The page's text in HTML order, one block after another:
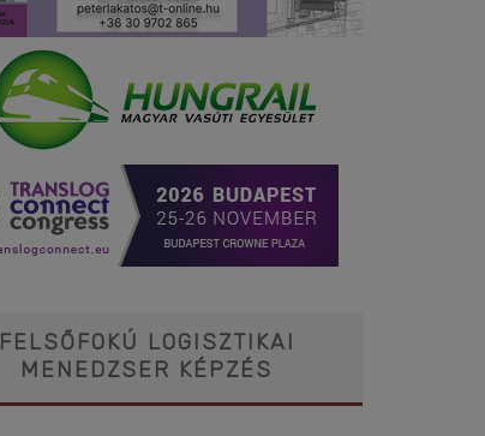
FELSŐFOKÚ LOGISZTIKAI
MENEDZSER KÉPZÉS